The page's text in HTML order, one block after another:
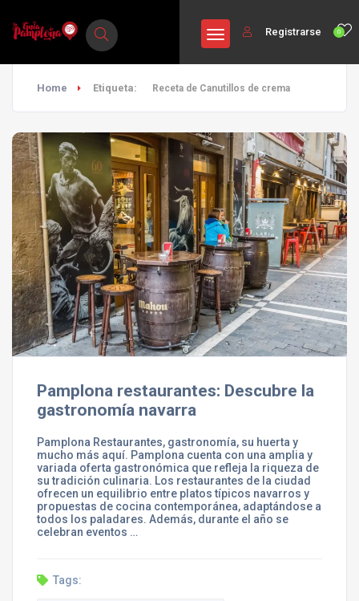
0
Registrarse
Home Etiqueta: Receta de Canutillos de crema
Pamplona restaurantes: Descubre la
gastronomía navarra
Pamplona Restaurantes, gastronomía, su huerta y
mucho más aquí. Pamplona cuenta con una amplia y
variada oferta gastronómica que refleja la riqueza de
su tradición culinaria. Los restaurantes de la ciudad
ofrecen un equilibrio entre platos típicos navarros y
propuestas de cocina contemporánea, adaptándose a
todos los paladares. Además, durante el año se
celebran eventos …
Tags: